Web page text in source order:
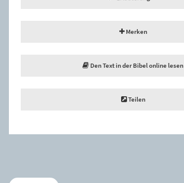
Merken
Den Text in der Bibel online lesen
Teilen